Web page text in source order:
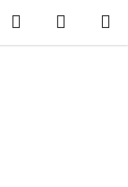
Hledat
KOŠÍK